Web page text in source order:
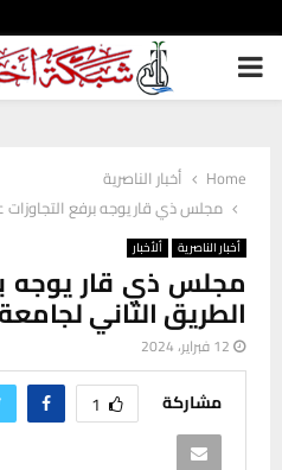
PRIMARY
Home
أخبار الناصرية
مجلس ذي قار يوجه برفع التجاوزات
أخبار الناصرية ألأخبار
مجلس ذي قار يوجه
الطريق الثاني
12 فبراير، 2024
مشاركة 1